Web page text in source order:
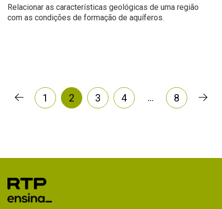
Relacionar as características geológicas de uma região
com as condições de formação de aquíferos.
1 2 3 4 … 8